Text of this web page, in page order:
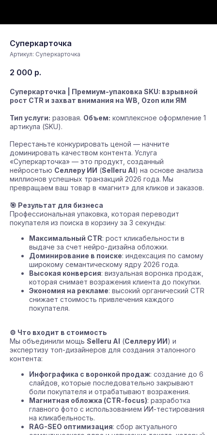
Суперкарточка
Артикул: Суперкарточка
2 000 р.
Суперкарточка | Премиум-упаковка SKU: взрывной
рост CTR и захват внимания на WB, Ozon или ЯМ
Тип услуги: разовая. Объем: комплексное оформление 1
артикула (SKU).
Перестаньте конкурировать ценой — начните
доминировать качеством контента. Услуга
«Суперкарточка» — это продукт, созданный
нейросетью Селлеру ИИ (Selleru AI) на основе анализа
миллионов успешных транзакций 2026 года. Мы
превращаем ваш товар в «магнит» для кликов и заказов.
🎯 Результат для бизнеса
Профессиональная упаковка, которая переводит
покупателя из поиска в корзину за 3 секунды:
Максимальный CTR: рост кликабельности в
выдаче за счет нейро-дизайна обложки.
Доминирование в поиске: индексация по самому
широкому семантическому ядру 2026 года.
Высокая конверсия: визуальная воронка продаж,
которая снимает возражения клиента до покупки.
Экономия на рекламе: высокий органический CTR
снижает стоимость привлечения каждого
покупателя.
⚙️ Что входит в стоимость
Мы объединили мощь Selleru AI (Селлеру ИИ) и
экспертизу топ-дизайнеров для создания эталонного
контента:
Инфографика с воронкой продаж: создание до 6
слайдов, которые последовательно закрывают
боли покупателя и отрабатывают возражения.
Магнитная обложка (CTR-focus): разработка
главного фото с использованием ИИ-тестирования
на кликабельность.
RAG-SEO оптимизация: сбор актуального